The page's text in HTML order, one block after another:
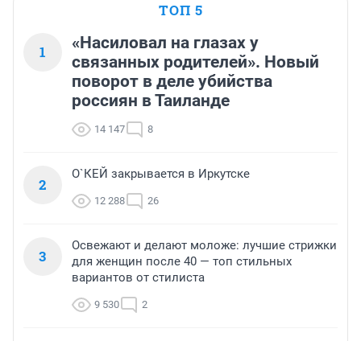
ТОП 5
1
«Насиловал на глазах у
связанных родителей». Новый
поворот в деле убийства
россиян в Таиланде
14 147 8
2
О`КЕЙ закрывается в Иркутске
12 288 26
3
Освежают и делают моложе: лучшие стрижки
для женщин после 40 — топ стильных
вариантов от стилиста
9 530 2